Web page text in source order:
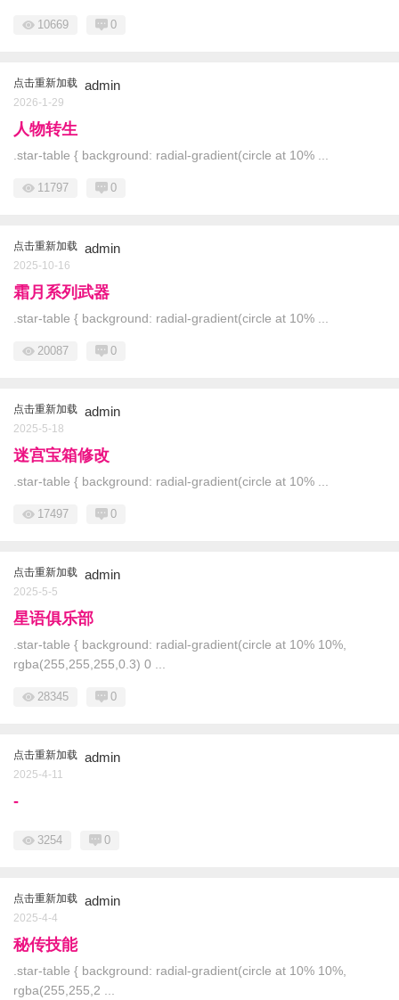
10669 0
点击重新加载 admin
2026-1-29
人物转生
.star-table { background: radial-gradient(circle at 10% ...
11797 0
点击重新加载 admin
2025-10-16
霜月系列武器
.star-table { background: radial-gradient(circle at 10% ...
20087 0
点击重新加载 admin
2025-5-18
迷宫宝箱修改
.star-table { background: radial-gradient(circle at 10% ...
17497 0
点击重新加载 admin
2025-5-5
星语俱乐部
.star-table { background: radial-gradient(circle at 10% 10%,
rgba(255,255,255,0.3) 0 ...
28345 0
点击重新加载 admin
2025-4-11
-
3254 0
点击重新加载 admin
2025-4-4
秘传技能
.star-table { background: radial-gradient(circle at 10% 10%,
rgba(255,255,2 ...